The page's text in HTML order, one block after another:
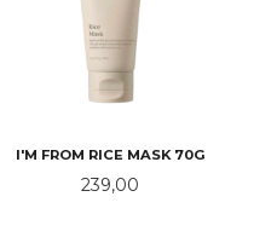
I'M FROM RICE MASK 70G
Pris
239,00